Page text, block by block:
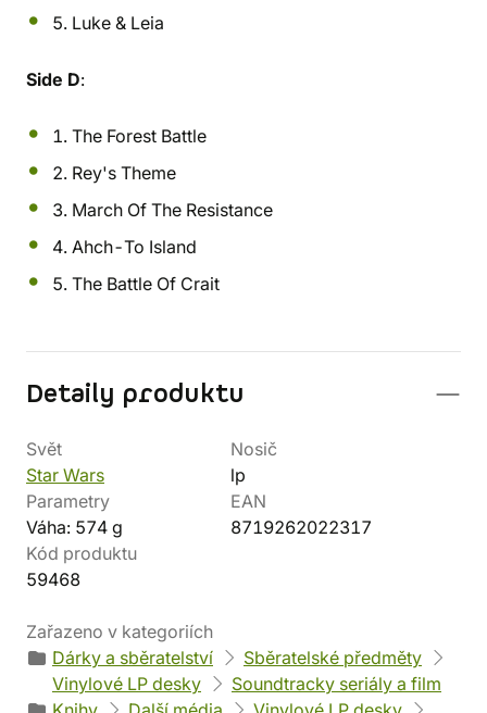
5. Luke & Leia
Side D:
1. The Forest Battle
2. Rey's Theme
3. March Of The Resistance
4. Ahch-To Island
5. The Battle Of Crait
Detaily produktu
Svět
Star Wars
Nosič
lp
Parametry
Váha: 574 g
EAN
8719262022317
Kód produktu
59468
Zařazeno v kategoriích
Dárky a sběratelství
Sběratelské předměty
Vinylové LP desky
Soundtracky seriály a film